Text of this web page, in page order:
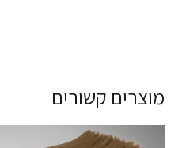
מוצרים קשורים